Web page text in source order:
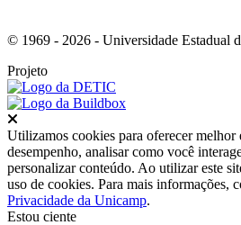
© 1969 - 2026 - Universidade Estadual
Projeto
Utilizamos cookies para oferecer melhor
desempenho, analisar como você
personalizar conteúdo. Ao utilizar este
uso de cookies. Para mais informações,
Privacidade da Unicamp.
Estou ciente